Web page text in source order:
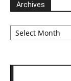
Archives
Archives